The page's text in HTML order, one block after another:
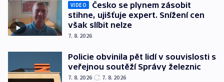
VIDEO
Česko se plynem zásobit
stihne, ujišťuje expert. Snížení cen
však slíbit nelze
7. 8. 2026
Policie obvinila pět lidí v souvislosti s
veřejnou soutěží Správy železnic
7. 8. 2026 7. 8. 2026